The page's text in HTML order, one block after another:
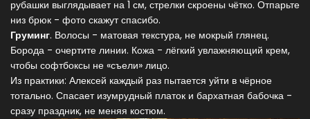
рубашки выглядывает на 1 см, стрелки скроены чётко. Отпарьте
низ брюк - фото скажут спасибо.
Груминг. Волосы - матовая текстура, не мокрый глянец.
Борода - очертите линии. Кожа - лёгкий увлажняющий крем,
чтобы софтбоксы не «съели» лицо.
Из практики: Алексей каждый раз пытается уйти в чёрное
тотально. Спасает изумрудный платок и бархатная бабочка -
сразу праздник, не меняя костюм.